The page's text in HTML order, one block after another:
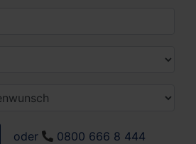
oder 0800 666 8 444